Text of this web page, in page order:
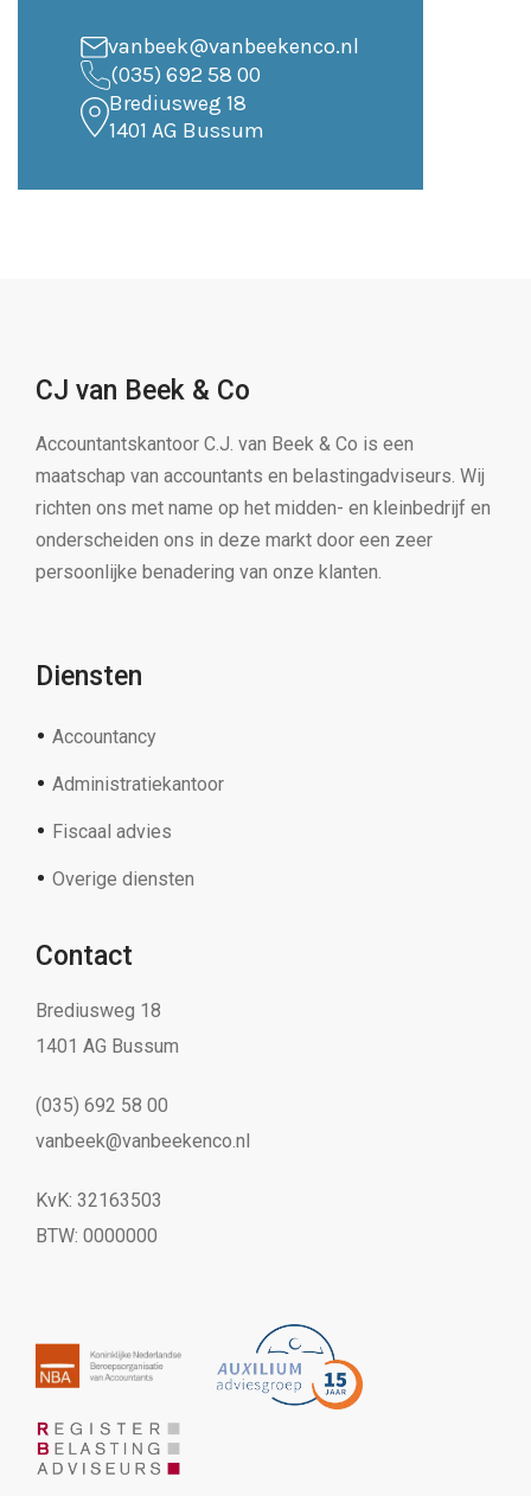
vanbeek@vanbeekenco.nl
(035) 692 58 00
Brediusweg 18
1401 AG Bussum
CJ van Beek & Co
Accountantskantoor C.J. van Beek & Co is een
maatschap van accountants en belastingadviseurs. Wij
richten ons met name op het midden- en kleinbedrijf en
onderscheiden ons in deze markt door een zeer
persoonlijke benadering van onze klanten.
Diensten
Accountancy
Administratiekantoor
Fiscaal advies
Overige diensten
Contact
Brediusweg 18
1401 AG Bussum
(035) 692 58 00
vanbeek@vanbeekenco.nl
KvK: 32163503
BTW: 0000000